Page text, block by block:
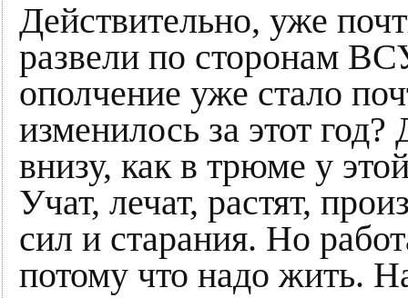
Действительно, уже
развели по сторонам
ополчение уже стало
изменилось за этот
внизу, как в трюме у
Учат, лечат, растят,
сил и старания. Но
потому что надо жить.